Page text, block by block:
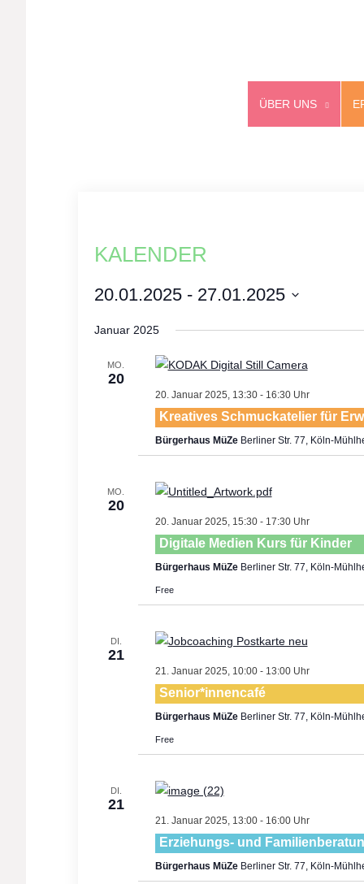
ÜBER UNS
KALENDER
20.01.2025 - 27.01.2025
date.
Januar 2025
MO.
20
20. Januar 2025, 13:30- 16:30
Kreatives Schmuckatelier für
Bürgerhaus MüZe Berliner Str. 77, Köln-
MO.
20
20. Januar 2025, 15:30- 17:30
Digitale Medien Kurs für Kinder
Bürgerhaus MüZe Berliner Str. 77, Köln-
Free
DI.
21
21. Januar 2025, 10:00- 13:00
Senior*innencafé
Bürgerhaus MüZe Berliner Str. 77, Köln-
Free
DI.
21
21. Januar 2025, 13:00- 16:00
Erziehungs- und
Bürgerhaus MüZe Berliner Str. 77, Köln-